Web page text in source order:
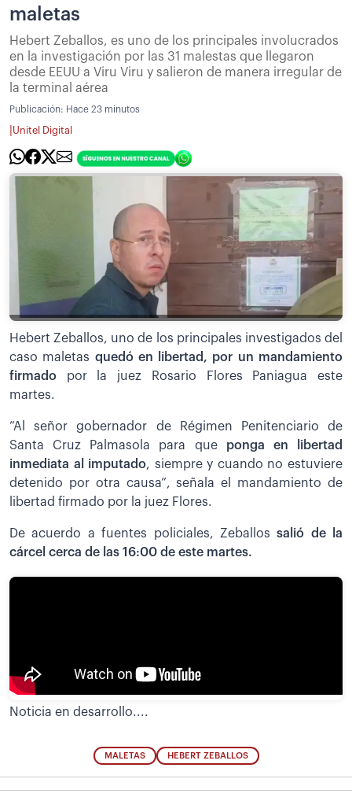
maletas
Hebert Zeballos, es uno de los principales involucrados
en la investigación por las 31 malestas que llegaron
desde EEUU a Viru Viru y salieron de manera irregular de
la terminal aérea
Publicación: Hace 23 minutos
Unitel Digital
Hebert Zeballos, uno de los principales investigados del
caso maletas quedó en libertad, por un mandamiento
firmado por la juez Rosario Flores Paniagua este
martes.
”Al señor gobernador de Régimen Penitenciario de
Santa Cruz Palmasola para que ponga en libertad
inmediata al imputado, siempre y cuando no estuviere
detenido por otra causa”, señala el mandamiento de
libertad firmado por la juez Flores.
De acuerdo a fuentes policiales, Zeballossalió de la
cárcel cerca de las 16:00 de este martes.
Noticia en desarrollo....
MALETAS HEBERT ZEBALLOS